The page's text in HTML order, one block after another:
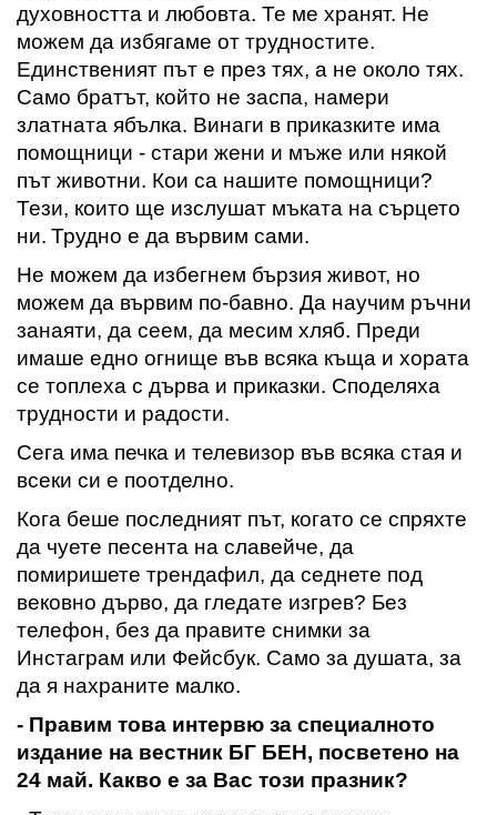
духовността и любовта. Те ме хранят. Не
можем да избягаме от трудностите.
Единственият път е през тях, а не около тях.
Само братът, който не заспа, намери
златната ябълка. Винаги в приказките има
помощници - стари жени и мъже или някой
път животни. Кои са нашите помощници?
Тези, които ще изслушат мъката на сърцето
ни. Трудно е да вървим сами.
Не можем да избегнем бързия живот, но
можем да вървим по-бавно. Да научим ръчни
занаяти, да сеем, да месим хляб. Преди
имаше едно огнище във всяка къща и хората
се топлеха с дърва и приказки. Споделяха
трудности и радости.
Сега има печка и телевизор във всяка стая и
всеки си е поотделно.
Кога беше последният път, когато се спряхте
да чуете песента на славейче, да
помиришете трендафил, да седнете под
вековно дърво, да гледате изгрев? Без
телефон, без да правите снимки за
Инстаграм или Фейсбук. Само за душата, за
да я нахраните малко.
- Правим това интервю за специалното
издание на вестник БГ БЕН, посветено на
24 май. Какво е за Вас този празник?